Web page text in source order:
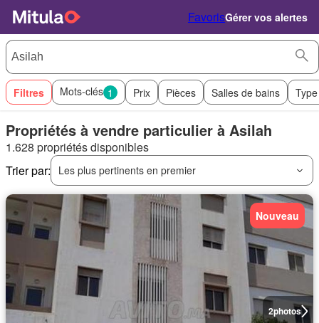
FavorisGérer vos alertes
Filtres Mots-clés 1 Prix Pièces Salles de bains
Propriétés à vendre particulier à Asilah
1.628 propriétés disponibles
Trier par:
Les plus pertinents en premier
2photos
Nouveau